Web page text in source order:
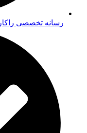
رسانه تخصصی راکار